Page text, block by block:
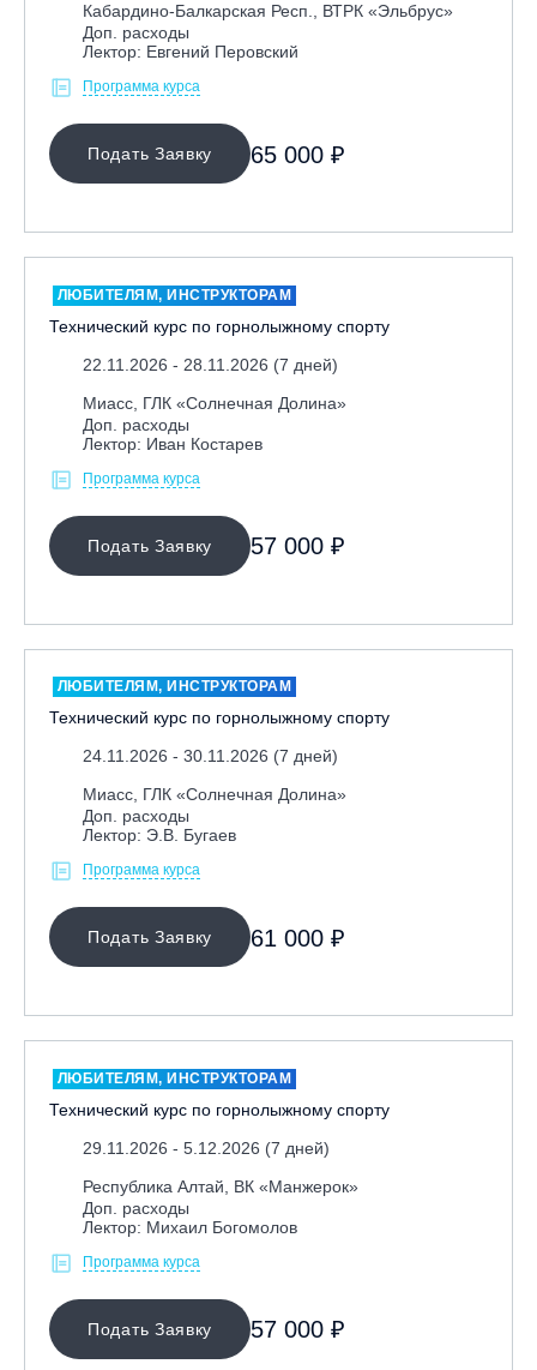
Спортсменам
Тренерам
ЛЕКТОР
МЕСТО ПРОВЕДЕНИЯ
ОЧИСТИТЬ ФИЛЬТР
Кабардино-Балкарская Респ., ВТРК «Эльбрус»
Доп. расходы
Лектор: Евгений Перовский
Программа курса
Подать Заявку 65 000 ₽
ЛЮБИТЕЛЯМ, ИНСТРУКТОРАМ
Технический курс по горнолыжному спорту
22.11.2026 - 28.11.2026 (7 дней)
Миасс, ГЛК «Солнечная Долина»
Доп. расходы
Лектор: Иван Костарев
Программа курса
Подать Заявку 57 000 ₽
ЛЮБИТЕЛЯМ, ИНСТРУКТОРАМ
Технический курс по горнолыжному спорту
24.11.2026 - 30.11.2026 (7 дней)
Миасс, ГЛК «Солнечная Долина»
Доп. расходы
Лектор: Э.В. Бугаев
Программа курса
Подать Заявку 61 000 ₽
ЛЮБИТЕЛЯМ, ИНСТРУКТОРАМ
Технический курс по горнолыжному спорту
29.11.2026 - 5.12.2026 (7 дней)
Республика Алтай, ВК «Манжерок»
Доп. расходы
Лектор: Михаил Богомолов
Программа курса
Подать Заявку 57 000 ₽